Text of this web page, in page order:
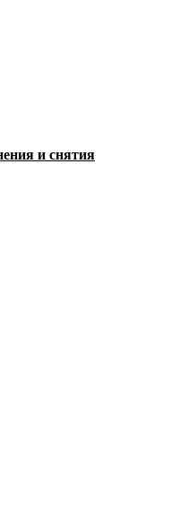
и снятия